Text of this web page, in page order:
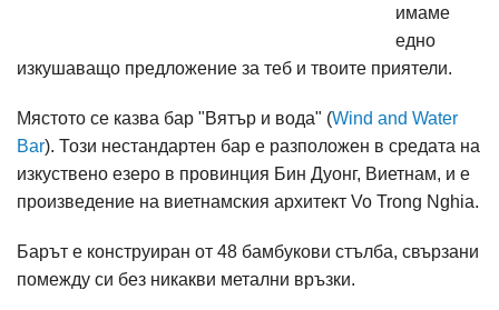
имаме
едно
изкушаващо предложение за теб и твоите приятели.
Мястото се казва бар "Вятър и вода" (Wind and Water
Bar). Този нестандартен бар е разположен в средата на
изкуствено езеро в провинция Бин Дуонг, Виетнам, и е
произведение на виетнамския архитект Vo Trong Nghia.
Барът е конструиран от 48 бамбукови стълба, свързани
помежду си без никакви метални връзки.